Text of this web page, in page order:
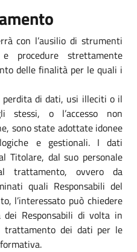
con l’ausilio di strumenti
procedure strettamente
delle finalità per le quali i
di dati, usi illeciti o il
stessi, o l’accesso non
sono state adottate idonee
e gestionali. I dati
Titolare, dal suo personale
trattamento, ovvero da
quali Responsabili del
l’interessato può chiedere
Responsabili di volta in
dei dati per le